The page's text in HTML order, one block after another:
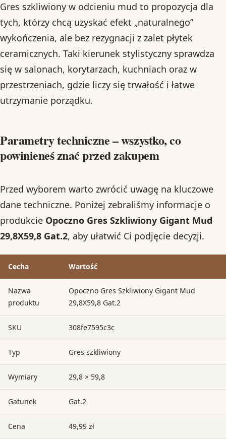
Gres szkliwiony w odcieniu mud to propozycja dla
tych, którzy chcą uzyskać efekt „naturalnego”
wykończenia, ale bez rezygnacji z zalet płytek
ceramicznych. Taki kierunek stylistyczny sprawdza
się w salonach, korytarzach, kuchniach oraz w
przestrzeniach, gdzie liczy się trwałość i łatwe
utrzymanie porządku.
Parametry techniczne – wszystko, co
powinieneś znać przed zakupem
Przed wyborem warto zwrócić uwagę na kluczowe
dane techniczne. Poniżej zebraliśmy informacje o
produkcie Opoczno Gres Szkliwiony Gigant Mud
29,8X59,8 Gat.2, aby ułatwić Ci podjęcie decyzji.
Cecha Wartość
Nazwa
produktu
Opoczno Gres Szkliwiony Gigant Mud
29,8X59,8 Gat.2
SKU 308fe7595c3c
Typ Gres szkliwiony
Wymiary 29,8 × 59,8
Gatunek Gat.2
Cena 49,99 zł